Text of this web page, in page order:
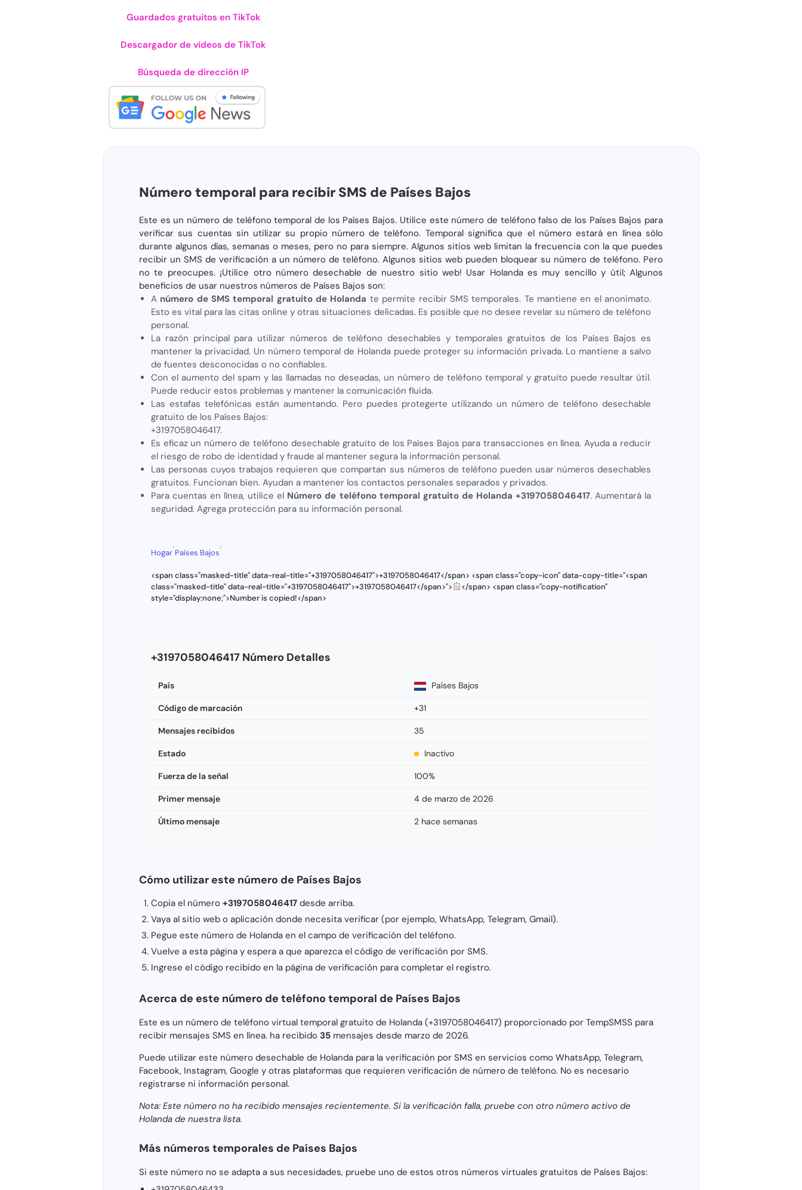
Guardados gratuitos en TikTok
Descargador de vídeos de TikTok
Búsqueda de dirección IP
Número temporal para recibir SMS de Países Bajos
Este es un número de teléfono temporal de los Países Bajos. Utilice este número de teléfono falso de los Países Bajos para
verificar sus cuentas sin utilizar su propio número de teléfono. Temporal significa que el número estará en línea sólo
durante algunos días, semanas o meses, pero no para siempre. Algunos sitios web limitan la frecuencia con la que puedes
recibir un SMS de verificación a un número de teléfono. Algunos sitios web pueden bloquear su número de teléfono. Pero
no te preocupes. ¡Utilice otro número desechable de nuestro sitio web! Usar Holanda es muy sencillo y útil; Algunos
beneficios de usar nuestros números de Países Bajos son:
A número de SMS temporal gratuito de Holanda te permite recibir SMS temporales. Te mantiene en el anonimato.
Esto es vital para las citas online y otras situaciones delicadas. Es posible que no desee revelar su número de teléfono
personal.
La razón principal para utilizar números de teléfono desechables y temporales gratuitos de los Países Bajos es
mantener la privacidad. Un número temporal de Holanda puede proteger su información privada. Lo mantiene a salvo
de fuentes desconocidas o no confiables.
Con el aumento del spam y las llamadas no deseadas, un número de teléfono temporal y gratuito puede resultar útil.
Puede reducir estos problemas y mantener la comunicación fluida.
Las estafas telefónicas están aumentando. Pero puedes protegerte utilizando un número de teléfono desechable
gratuito de los Países Bajos:
+3197058046417.
Es eficaz un número de teléfono desechable gratuito de los Países Bajos para transacciones en línea. Ayuda a reducir
el riesgo de robo de identidad y fraude al mantener segura la información personal.
Las personas cuyos trabajos requieren que compartan sus números de teléfono pueden usar números desechables
gratuitos. Funcionan bien. Ayudan a mantener los contactos personales separados y privados.
Para cuentas en línea, utilice el Número de teléfono temporal gratuito de Holanda +3197058046417. Aumentará la
seguridad. Agrega protección para su información personal.
Hogar
›
Países Bajos
›
<span class="masked-title" data-real-title="+3197058046417">+3197058046417</span> <span class="copy-icon" data-copy-title="<span
class="masked-title" data-real-title="+3197058046417">+3197058046417</span>">
</span> <span class="copy-notification"
style="display:none;">Number is copied!</span>
+3197058046417 Número Detalles
País Países Bajos
Código de marcación +31
Mensajes recibidos 35
Estado Inactivo
Fuerza de la señal 100%
Primer mensaje 4 de marzo de 2026
Último mensaje 2 hace semanas
Cómo utilizar este número de Países Bajos
Copia el número +3197058046417 desde arriba.
Vaya al sitio web o aplicación donde necesita verificar (por ejemplo, WhatsApp, Telegram, Gmail).
Pegue este número de Holanda en el campo de verificación del teléfono.
Vuelve a esta página y espera a que aparezca el código de verificación por SMS.
Ingrese el código recibido en la página de verificación para completar el registro.
Acerca de este número de teléfono temporal de Países Bajos
Este es un número de teléfono virtual temporal gratuito de Holanda (+3197058046417) proporcionado por TempSMSS para
recibir mensajes SMS en línea. ha recibido 35 mensajes desde marzo de 2026.
Puede utilizar este número desechable de Holanda para la verificación por SMS en servicios como WhatsApp, Telegram,
Facebook, Instagram, Google y otras plataformas que requieren verificación de número de teléfono. No es necesario
registrarse ni información personal.
Nota: Este número no ha recibido mensajes recientemente. Si la verificación falla, pruebe con otro número activo de
Holanda de nuestra lista.
Más números temporales de Países Bajos
Si este número no se adapta a sus necesidades, pruebe uno de estos otros números virtuales gratuitos de Países Bajos: